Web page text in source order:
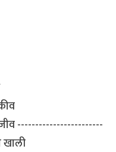
------------------------
खाली